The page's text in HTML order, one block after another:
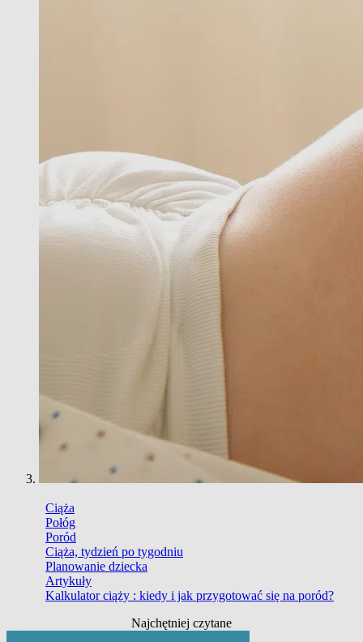
Ciąża
Połóg
Poród
Ciąża, tydzień po tygodniu
Planowanie dziecka
Artykuły
Kalkulator ciąży : kiedy i jak przygotować się na poród?
Najchętniej czytane